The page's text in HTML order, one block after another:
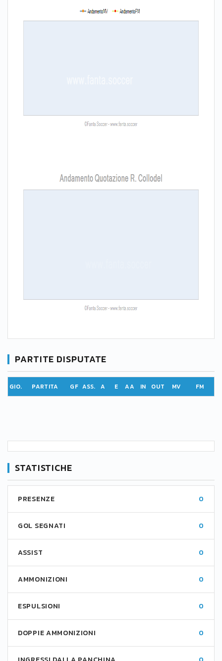
PARTITE DISPUTATE
GIO. PARTITA GF ASS. A E AA IN OUT MV FM
STATISTICHE
PRESENZE 0
GOL SEGNATI 0
ASSIST 0
AMMONIZIONI 0
ESPULSIONI 0
DOPPIE AMMONIZIONI 0